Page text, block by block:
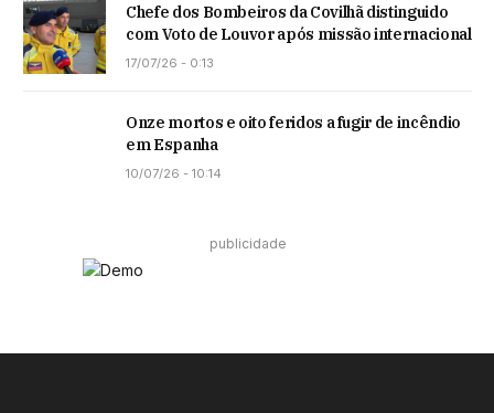
Chefe dos Bombeiros da Covilhã distinguido
com Voto de Louvor após missão internacional
17/07/26 - 0:13
Onze mortos e oito feridos a fugir de incêndio
em Espanha
10/07/26 - 10:14
publicidade